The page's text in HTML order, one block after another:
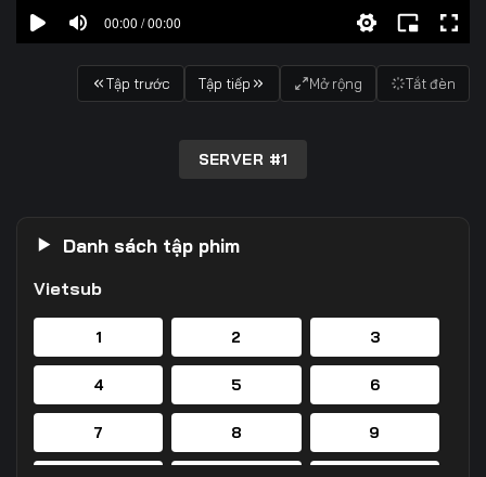
00:00 / 00:00
Tập trước Tập tiếp Mở rộng Tắt đèn
SERVER #1
Danh sách tập phim
Vietsub
1 2 3
4 5 6
7 8 9